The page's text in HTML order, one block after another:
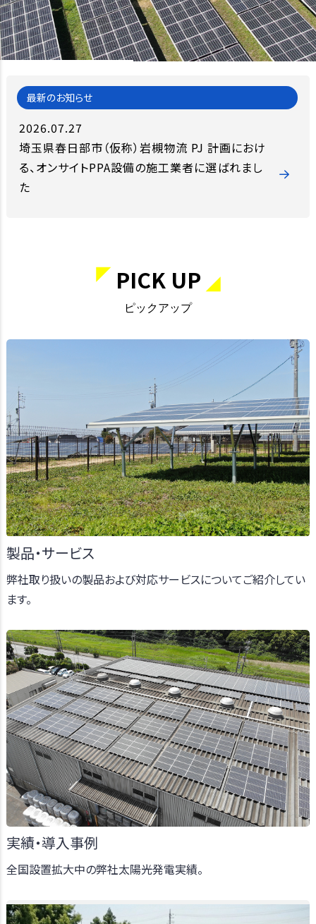
2026.07.27
埼玉県春日部市（仮称）岩槻物流 PJ 計画におけ
る、オンサイトPPA設備の施工業者に選ばれまし
た
PICK UP
ピックアップ
製品・サービス
弊社取り扱いの製品および対応サービスについてご紹介してい
ます。
実績・導入事例
全国設置拡大中の弊社太陽光発電実績。